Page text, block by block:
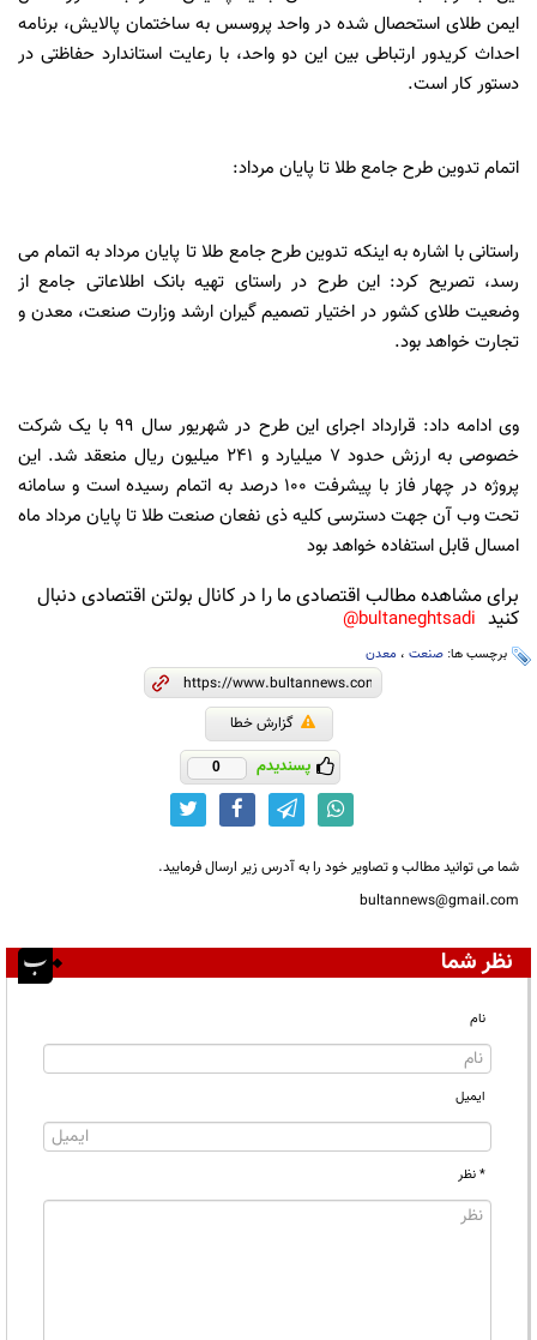
ایمن طلای استحصال شده در واحد پروسس به ساختمان پالایش، برنامه
احداث کریدور ارتباطی بین این دو واحد، با رعایت استاندارد حفاظتی در
دستور کار است.
اتمام تدوین طرح جامع طلا تا پایان مرداد:
راستانی با اشاره به اینکه تدوین طرح جامع طلا تا پایان مرداد به اتمام می
رسد، تصریح کرد: این طرح در راستای تهیه بانک اطلاعاتی جامع از
وضعیت طلای کشور در اختیار تصمیم گیران ارشد وزارت صنعت، معدن و
تجارت خواهد بود.
وی ادامه داد: قرارداد اجرای این طرح در شهریور سال 99 با یک شرکت
خصوصی به ارزش حدود 7 میلیارد و 241 میلیون ریال منعقد شد. این
پروژه در چهار فاز با پیشرفت 100 درصد به اتمام رسیده است و سامانه
تحت وب آن جهت دسترسی کلیه ذی نفعان صنعت طلا تا پایان مرداد ماه
امسال قابل استفاده خواهد بود
برای مشاهده مطالب اقتصادی ما را در کانال بولتن اقتصادی دنبال
کنید bultaneghtsadi@
برچسب ها: صنعت ، معدن
گزارش خطا
پسندیدم 0
شما می توانید مطالب و تصاویر خود را به آدرس زیر ارسال فرمایید.
bultannews@gmail.com
نظر شما
نام
ایمیل
* نظر